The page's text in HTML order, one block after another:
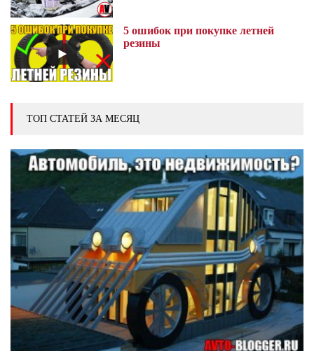
5 ошибок при покупке летней
резины
ТОП СТАТЕЙ ЗА МЕСЯЦ